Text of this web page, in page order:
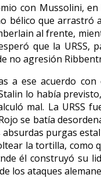
con Mussolini,
que arrastró
al frente,
que la
no agresión
a ese acuerdo
lo había
mal. La
se batía
purgas
la tortilla,
él construyó su
los ataques